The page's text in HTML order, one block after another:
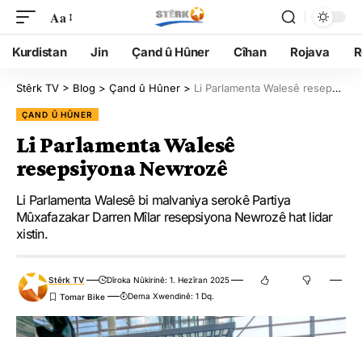
Aa
Kurdistan Jin Çand û Hûner Cîhan Rojava
Stêrk TV > Blog > Çand û Hûner > Li Parlamenta Walesê resepsiyona Newrozê
ÇAND Û HÛNER
Li Parlamenta Walesê
resepsiyona Newrozê
Li Parlamenta Walesê bi malvaniya serokê Partiya
Mûxafazakar Darren Mîlar resepsiyona Newrozê hat lidar
xistin.
Stêrk TV
Dîroka Nûkirinê: 1. Hezîran 2025
Dema Xwendinê: 1 Dq.